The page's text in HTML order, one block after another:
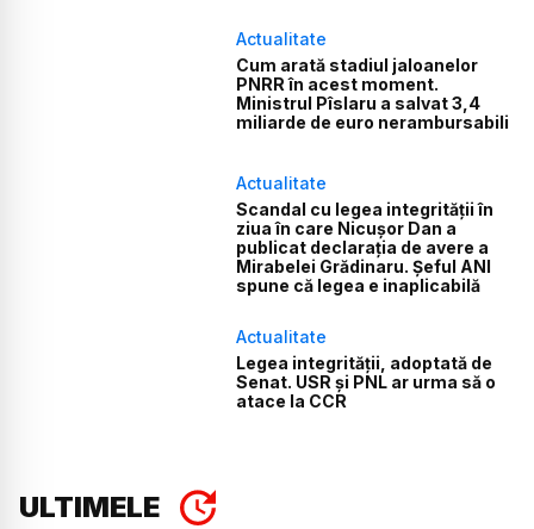
Actualitate
Cum arată stadiul jaloanelor
PNRR în acest moment.
Ministrul Pîslaru a salvat 3,4
miliarde de euro nerambursabili
Actualitate
Scandal cu legea integrității în
ziua în care Nicușor Dan a
publicat declarația de avere a
Mirabelei Grădinaru. Șeful ANI
spune că legea e inaplicabilă
Actualitate
Legea integrității, adoptată de
Senat. USR și PNL ar urma să o
atace la CCR
ULTIMELE